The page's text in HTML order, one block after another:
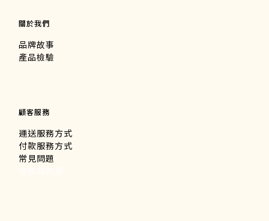
關於我們
品牌故事
產品檢驗
顧客服務
運送服務方式
付款服務方式
常見問題